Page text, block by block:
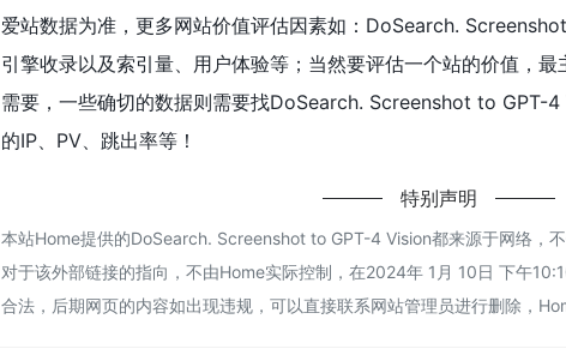
爱站数据为准，更多网站价值评估因素如：DoSearch.
引擎收录以及索引量、用户体验等；当然要评估一个站的价值，
需要，一些确切的数据则需要找DoSearch. Screenshot to GPT-
的IP、PV、跳出率等！
特别声明
本站Home提供的DoSearch. Screenshot to GPT-4 Vision都来源于网络，
对于该外部链接的指向，不由Home实际控制，在2024年 1月 10日 下午
合法，后期网页的内容如出现违规，可以直接联系网站管理员进行删除，